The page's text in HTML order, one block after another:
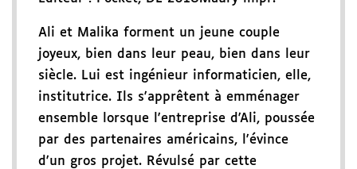
Ali et Malika forment un jeune couple
joyeux, bien dans leur peau, bien dans leur
siècle. Lui est ingénieur informaticien, elle,
institutrice. Ils s'apprêtent à emménager
ensemble lorsque l'entreprise d'Ali, poussée
par des partenaires américains, l'évince
d'un gros projet. Révulsé par cette